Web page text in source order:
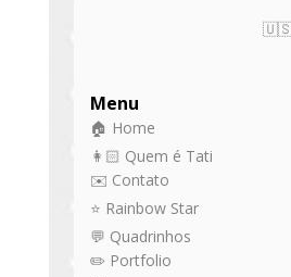
🇺🇸
Menu
🏠 Home
👩🏻 Quem é Tati
✉️ Contato
⭐ Rainbow Star
💬 Quadrinhos
✏️ Portfolio